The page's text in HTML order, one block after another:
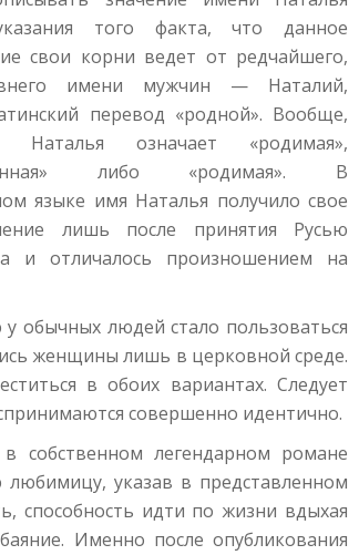
того факта, что данное
свои корни ведет от редчайшего,
имени мужчин — Наталий,
перевод «родной». Вообще,
означает «родимая»,
либо «родимая». В
языке имя Наталья получило свое
лишь после принятия Русью
и отличалось произношением на
обычных людей стало пользоваться
женщины лишь в церковной среде.
в обоих вариантах. Следует
совершенно идентично.
собственном легендарном романе
указав в представленном
способность идти по жизни вдыхая
Именно после опубликования